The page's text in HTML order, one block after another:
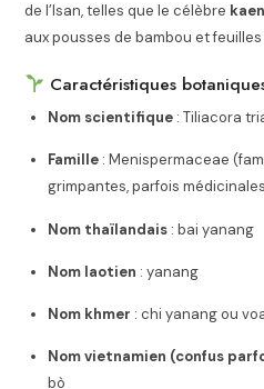
de l’Isan, telles que le célèbre
aux pousses de bambou et
Caractéristiques
Nom scientifique : Tiliacora
Famille : Menispermaceae
grimpantes, parfois
Nom thaïlandais : bai yanang
Nom laotien : yanang
Nom khmer : chi yanang ou
Nom vietnamien (confus
bò